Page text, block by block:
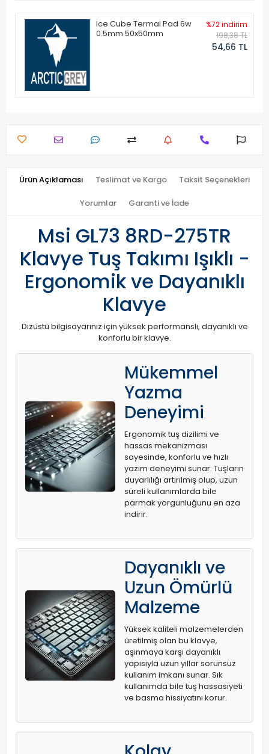
Ice Cube Termal Pad 6w
0.5mm 50x50mm
%72 indirim
198,38 TL
54,66 TL
Ürün Açıklaması Teslimat ve Kargo Taksit Seçenekleri
Yorumlar Garanti ve İade
Msi GL73 8RD-275TR
Klavye Tuş Takımı Işıklı -
Ergonomik ve Dayanıklı
Klavye
Dizüstü bilgisayarınız için yüksek performanslı, dayanıklı ve
konforlu bir klavye.
Mükemmel
Yazma
Deneyimi
Ergonomik tuş dizilimi ve
hassas mekanizması
sayesinde, konforlu ve hızlı
yazım deneyimi sunar. Tuşların
duyarlılığı artırılmış olup, uzun
süreli kullanımlarda bile
parmak yorgunluğunu en aza
indirir.
Dayanıklı ve
Uzun Ömürlü
Malzeme
Yüksek kaliteli malzemelerden
üretilmiş olan bu klavye,
aşınmaya karşı dayanıklı
yapısıyla uzun yıllar sorunsuz
kullanım imkanı sunar. Sık
kullanımda bile tuş hassasiyeti
ve basma hissiyatını korur.